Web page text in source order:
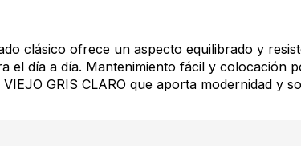
clásico ofrece un aspecto equilibrado y
el día a día. Mantenimiento fácil y colocación
VIEJO GRIS CLARO que aporta modernidad y